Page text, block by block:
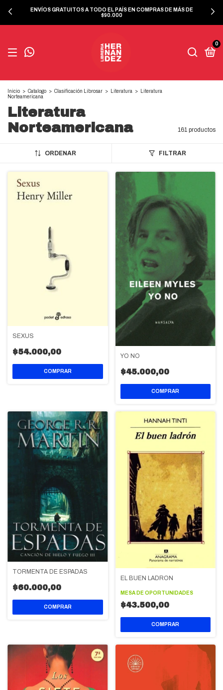
ENVÍOS GRATUITOS A TODO EL PAÍS EN COMPRAS DE MÁS DE
$90.000
0
Inicio > Catalogo > Clasificación Librosar > Literatura >
Literatura
Norteamericana
Literatura
Norteamericana
161 productos
ORDENAR FILTRAR
SEXUS
$54.000,00 YO NO
$45.000,00
TORMENTA DE ESPADAS
$60.000,00
EL BUEN LADRON
MESA DE OPORTUNIDADES
$43.500,00